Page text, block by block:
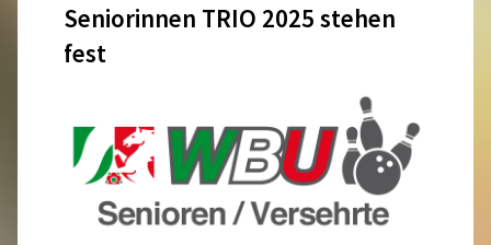
Seniorinnen TRIO 2025 stehen
fest